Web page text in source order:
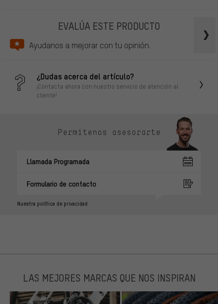
EVALÚA ESTE PRODUCTO
Ayudanos a mejorar con tu opinión.
¿Dudas acerca del artículo?
¡Contacta ahora con nuestro servicio de atención al
cliente!
Permítenos asesorarte
Llamada Programada
Formulario de contacto
Nuestra política de privacidad
LAS MEJORES MARCAS QUE NOS INSPIRAN